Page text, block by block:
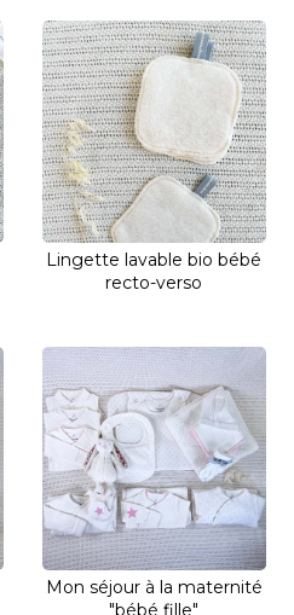
Lingette lavable bio bébé
recto-verso
Mon séjour à la maternité
"bébé fille"